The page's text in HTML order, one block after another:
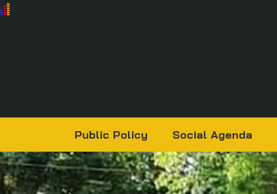
Public Policy Social Agenda